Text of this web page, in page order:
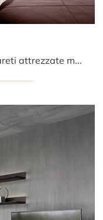
Se desideri mobili soggiorno e pareti attrezzate moderne, scegli il modello Domino 05 di Sangiacomo: clicca e scopri di più!